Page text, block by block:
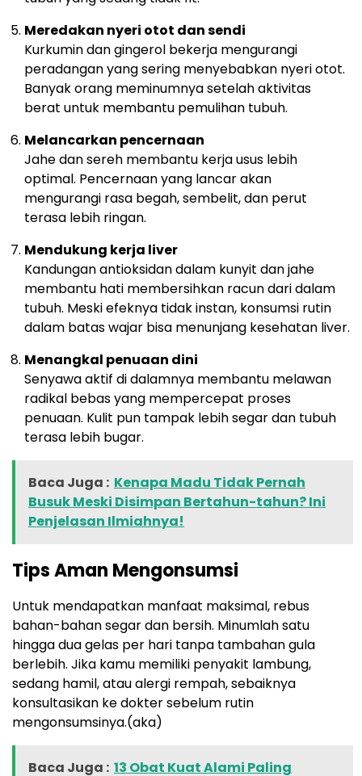
Meredakan nyeri otot dan sendi
Kurkumin dan gingerol bekerja mengurangi
peradangan yang sering menyebabkan nyeri otot.
Banyak orang meminumnya setelah aktivitas
berat untuk membantu pemulihan tubuh.
Melancarkan pencernaan
Jahe dan sereh membantu kerja usus lebih
optimal. Pencernaan yang lancar akan
mengurangi rasa begah, sembelit, dan perut
terasa lebih ringan.
Mendukung kerja liver
Kandungan antioksidan dalam kunyit dan jahe
membantu hati membersihkan racun dari dalam
tubuh. Meski efeknya tidak instan, konsumsi rutin
dalam batas wajar bisa menunjang kesehatan liver.
Menangkal penuaan dini
Senyawa aktif di dalamnya membantu melawan
radikal bebas yang mempercepat proses
penuaan. Kulit pun tampak lebih segar dan tubuh
terasa lebih bugar.
Baca Juga : Kenapa Madu Tidak Pernah
Busuk Meski Disimpan Bertahun-tahun? Ini
Penjelasan Ilmiahnya!
Tips Aman Mengonsumsi
Untuk mendapatkan manfaat maksimal, rebus
bahan-bahan segar dan bersih. Minumlah satu
hingga dua gelas per hari tanpa tambahan gula
berlebih. Jika kamu memiliki penyakit lambung,
sedang hamil, atau alergi rempah, sebaiknya
konsultasikan ke dokter sebelum rutin
mengonsumsinya.(aka)
Baca Juga : 13 Obat Kuat Alami Paling